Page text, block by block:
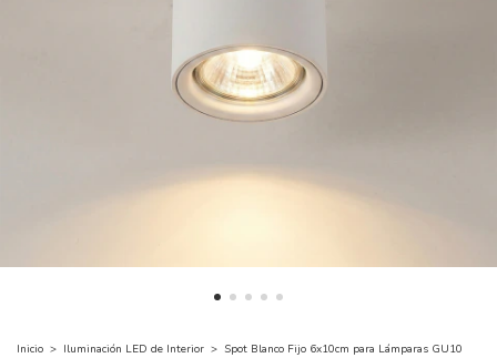
Inicio > Iluminación LED de Interior > Spot Blanco Fijo 6x10cm para Lámparas GU10